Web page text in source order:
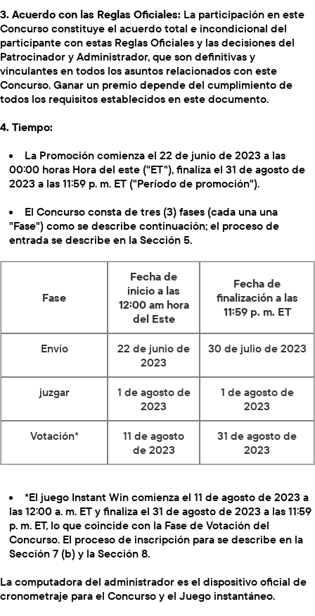
3. Acuerdo con las Reglas Oficiales: La participación en este
Concurso constituye el acuerdo total e incondicional del
participante con estas Reglas Oficiales y las decisiones del
Patrocinador y Administrador, que son definitivas y
vinculantes en todos los asuntos relacionados con este
Concurso. Ganar un premio depende del cumplimiento de
todos los requisitos establecidos en este documento.
4. Tiempo:
La Promoción comienza el 22 de junio de 2023 a las
00:00 horas Hora del este ("ET"), finaliza el 31 de agosto de
2023 a las 11:59 p. m. ET ("Período de promoción").
El Concurso consta de tres (3) fases (cada una una
"Fase") como se describe continuación; el proceso de
entrada se describe en la Sección 5.
Fase
Fecha de
inicio a las
12:00 am hora
del Este
Fecha de
finalización a las
11:59 p. m. ET
Envío
22 de junio de
2023
30 de julio de 2023
juzgar
1 de agosto de
2023
1 de agosto de
2023
Votación*
11 de agosto
de 2023
31 de agosto de
2023
*El juego Instant Win comienza el 11 de agosto de 2023 a
las 12:00 a. m. ET y finaliza el 31 de agosto de 2023 a las 11:59
p. m. ET, lo que coincide con la Fase de Votación del
Concurso. El proceso de inscripción para se describe en la
Sección 7 (b) y la Sección 8.
La computadora del administrador es el dispositivo oficial de
cronometraje para el Concurso y el Juego instantáneo.